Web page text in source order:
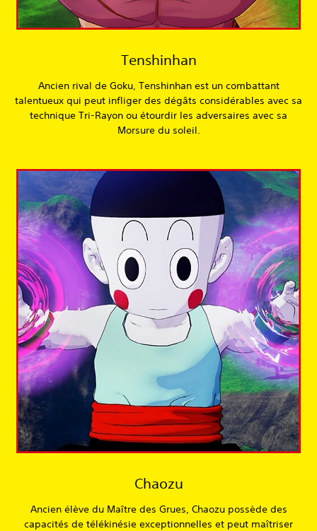
Tenshinhan
Ancien rival de Goku, Tenshinhan est un combattant
talentueux qui peut infliger des dégâts considérables avec sa
technique Tri-Rayon ou étourdir les adversaires avec sa
Morsure du soleil.
Chaozu
Ancien élève du Maître des Grues, Chaozu possède des
capacités de télékinésie exceptionnelles et peut maîtriser